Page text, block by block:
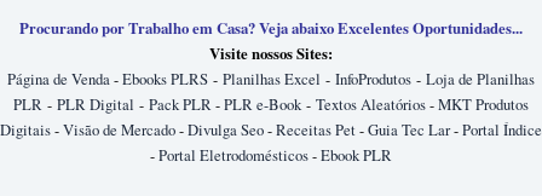
Procurando por Trabalho em Casa? Veja abaixo Excelentes Oportunidades...
Visite nossos Sites:
Página de Venda-Ebooks PLRS - Planilhas Excel - InfoProdutos - Loja de Planilhas
PLR - PLR Digital - Pack PLR-PLR e-Book- Textos Aleatórios-MKT Produtos
Digitais-Visão de Mercado-Divulga Seo-Receitas Pet-Guia Tec Lar-Portal Índice
-Portal Eletrodomésticos-Ebook PLR